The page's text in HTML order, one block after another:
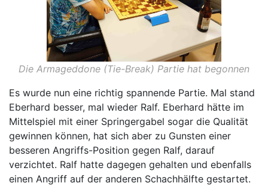
Die Armageddone (Tie-Break) Partie hat begonnen
Es wurde nun eine richtig spannende Partie. Mal stand
Eberhard besser, mal wieder Ralf. Eberhard hätte im
Mittelspiel mit einer Springergabel sogar die Qualität
gewinnen können, hat sich aber zu Gunsten einer
besseren Angriffs-Position gegen Ralf, darauf
verzichtet. Ralf hatte dagegen gehalten und ebenfalls
einen Angriff auf der anderen Schachhälfte gestartet.